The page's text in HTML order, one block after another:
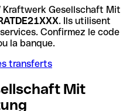
Kraftwerk Gesellschaft Mit
. Ils utilisent
Confirmez le code
la banque.
transferts
Mit